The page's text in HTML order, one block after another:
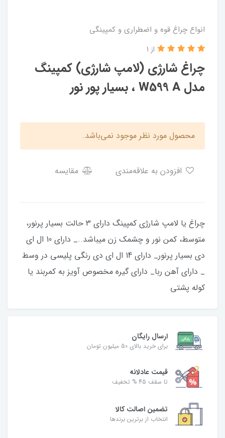
انواع چراغ قوه و اضطراری و کمپینگی
چراغ شارژی (لامپ شارژی) کمپینگ
مدل W599 A ، بسیار پور نور
از 1
محصول مورد نظر موجود نمی‌باشد.
مقایسه
​​​​چراغ یا لامپ شارژی کمپینگ دارای 3 حالت بسیار پرنور،
متوسط، کمن نور و چشمک زن میباشد.._ دارای 10 ال ای
دی بسیار پرنور_ دارای 14 ال ای دی رنگی پلیسی در وسط
_ دارای آهن ربا_ دارای گیره مخصوص آویز به کمربند یا
کوله پشتی
ارسال رایگان
برای خرید بالای 50 میلیون تومان
قیمت عادلانه
تا سقف 45 % تخفیف
تضمین اصالت کالا
انتخاب از برترین برندها